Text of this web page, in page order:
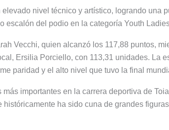
nivel técnico y artístico, logrando una
escalón del podio en la categoría Youth
Vecchi, quien alcanzó los 117,88 puntos,
Ersilia Porciello, con 113,31 unidades. La
paridad y el alto nivel que tuvo la final
importantes en la carrera deportiva de
ha sido cuna de grandes